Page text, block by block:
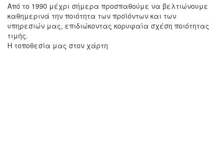
Από το 1990 μέχρι σήμερα προσπαθούμε να βελτιώνουμε
καθημερινά την ποιότητα των προϊόντων και των
υπηρεσιών μας, επιδιώκοντας κορυφαία σχέση ποιότητας
τιμής.
Η τοποθεσία μας στον χάρτη